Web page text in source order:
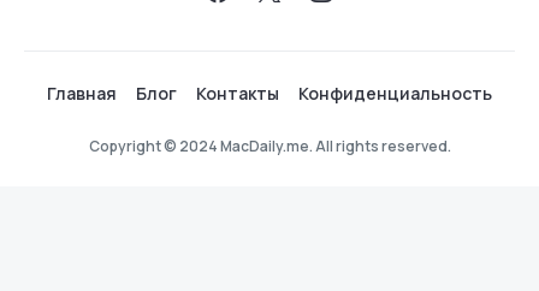
Главная Блог Контакты Конфиденциальность
Copyright © 2024 MacDaily.me. All rights reserved.